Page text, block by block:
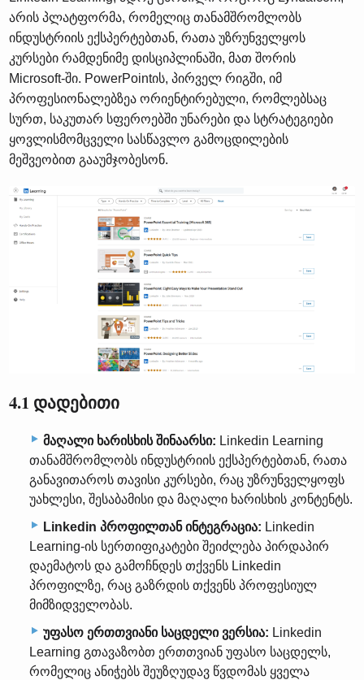
არის პლატფორმა, რომელიც თანამშრომლობს
ინდუსტრიის ექსპერტებთან, რათა უზრუნველყოს
კურსები რამდენიმე დისციპლინაში, მათ შორის
Microsoft-ში. PowerPointის, პირველ რიგში, იმ
პროფესიონალებზეა ორიენტირებული, რომლებსაც
სურთ, საკუთარ სფეროებში უნარები და სტრატეგიები
ყოვლისმომცველი სასწავლო გამოცდილების
მეშვეობით გააუმჯობესონ.
4.1 დადებითი
მაღალი ხარისხის შინაარსი: Linkedin Learning
თანამშრომლობს ინდუსტრიის ექსპერტებთან, რათა
განავითაროს თავისი კურსები, რაც უზრუნველყოფს
უახლესი, შესაბამისი და მაღალი ხარისხის კონტენტს.
Linkedin პროფილთან ინტეგრაცია: Linkedin
Learning-ის სერთიფიკატები შეიძლება პირდაპირ
დაემატოს და გამოჩნდეს თქვენს Linkedin
პროფილზე, რაც გაზრდის თქვენს პროფესიულ
მიმზიდველობას.
უფასო ერთთვიანი საცდელი ვერსია: Linkedin
Learning გთავაზობთ ერთთვიან უფასო საცდელს,
რომელიც ანიჭებს შეუზღუდავ წვდომას ყველა